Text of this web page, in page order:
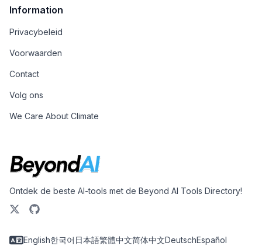
Information
Privacybeleid
Voorwaarden
Contact
Volg ons
We Care About Climate
Ontdek de beste AI-tools met de Beyond AI Tools Directory!
English한국어 日本語繁體中文简体中文DeutschEspañol